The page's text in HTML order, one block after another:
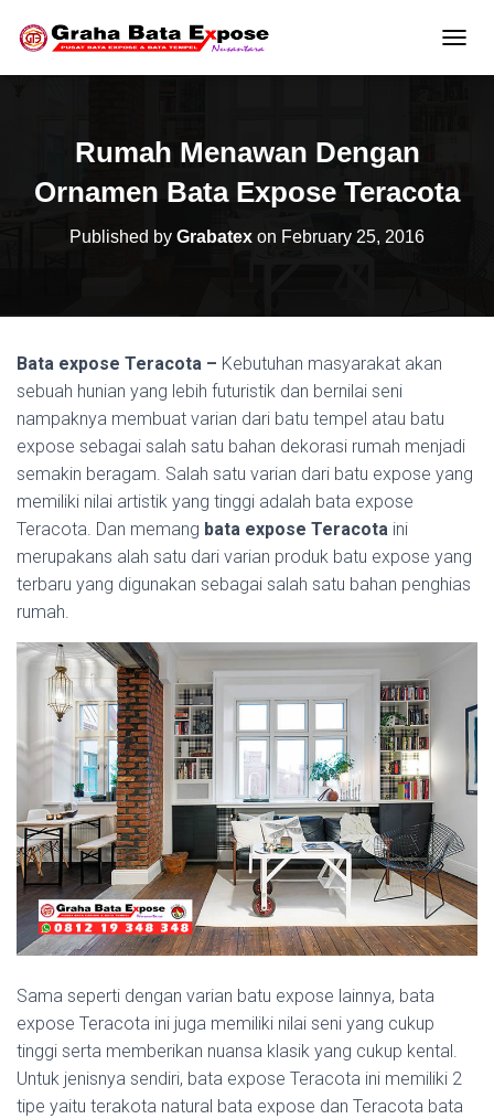
O
A
Rumah Menawan Dengan
Ornamen Bata Expose Teracota
Published by Grabatex on February 25, 2016
Bata expose Teracota – Kebutuhan masyarakat akan
sebuah hunian yang lebih futuristik dan bernilai seni
nampaknya membuat varian dari batu tempel atau batu
expose sebagai salah satu bahan dekorasi rumah menjadi
semakin beragam. Salah satu varian dari batu expose yang
memiliki nilai artistik yang tinggi adalah bata expose
Teracota. Dan memang bata expose Teracota ini
merupakans alah satu dari varian produk batu expose yang
terbaru yang digunakan sebagai salah satu bahan penghias
rumah.
Sama seperti dengan varian batu expose lainnya, bata
expose Teracota ini juga memiliki nilai seni yang cukup
tinggi serta memberikan nuansa klasik yang cukup kental.
Untuk jenisnya sendiri, bata expose Teracota ini memiliki 2
tipe yaitu terakota natural bata expose dan Teracota bata